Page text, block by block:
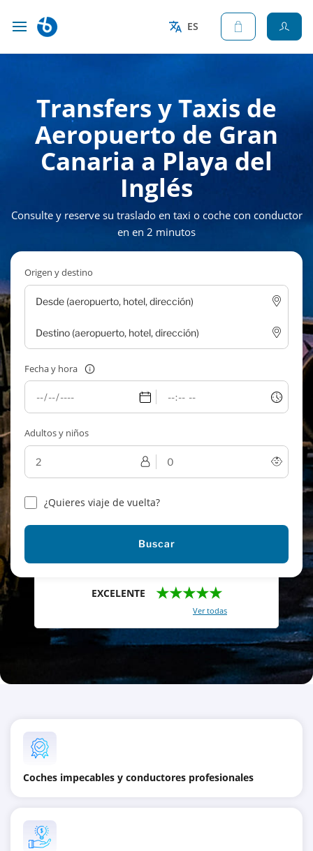
ES
Transfers y Taxis de
Aeropuerto de Gran
Canaria a Playa del
Inglés
Consulte y reserve su traslado en taxi o coche con conductor
en en 2 minutos
Origen y destino
Fecha y hora
Adultos y niños
¿Quieres viaje de vuelta?
Buscar
EXCELENTE ★★★★★
Ver todas
Coches impecables y conductores profesionales